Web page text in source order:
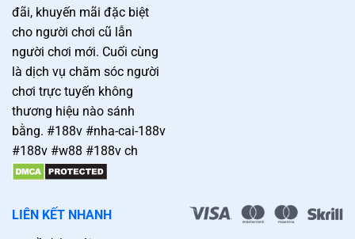
đãi, khuyến mãi đặc biệt
cho người chơi cũ lẫn
người chơi mới. Cuối cùng
là dịch vụ chăm sóc người
chơi trực tuyến không
thương hiệu nào sánh
bằng. #188v #nha-cai-188v
#188v #w88 #188v ch
LIÊN KẾT NHANH